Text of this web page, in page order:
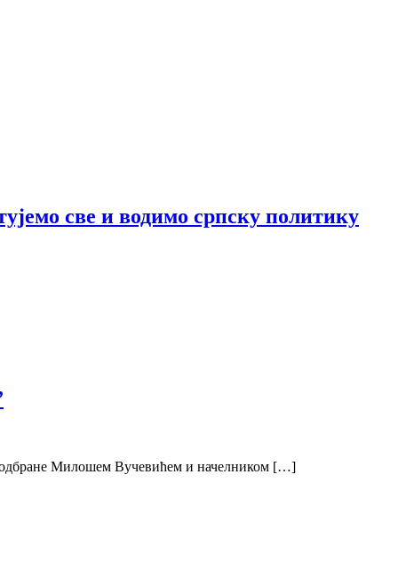
све и водимо српску политику
одбране Милошем Вучевићем и начелником […]